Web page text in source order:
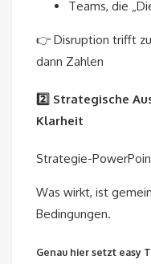
Teams, die
👉 Disruption trifft
dann Zahlen
2️⃣ Strategische
Klarheit
Strategie-
Was wirkt, ist
Bedingungen.
Genau hier setzt easy